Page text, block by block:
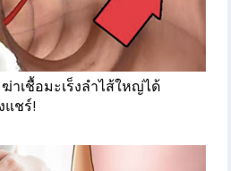
าเชื้อมะเร็งลำไส้ใหญ่ได้
แชร์!